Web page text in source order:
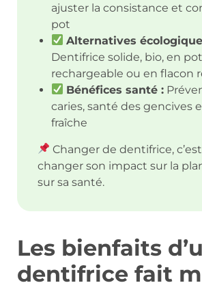
ajuster la consistance et
pot
Alternatives
Dentifrice solide, bio, en pot
rechargeable ou en flacon
Bénéfices santé :
caries, santé des gencives
fraîche
Changer de dentifrice,
changer son impact sur la
sur sa santé.
Les bienfaits
dentifrice fait